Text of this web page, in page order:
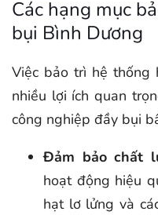
Các hạng mục
bụi Bình Dương
Việc bảo trì hệ
nhiều lợi ích quan
công nghiệp đầy bụi
Đảm bảo chất
hoạt động hiệu
hạt lơ lửng và